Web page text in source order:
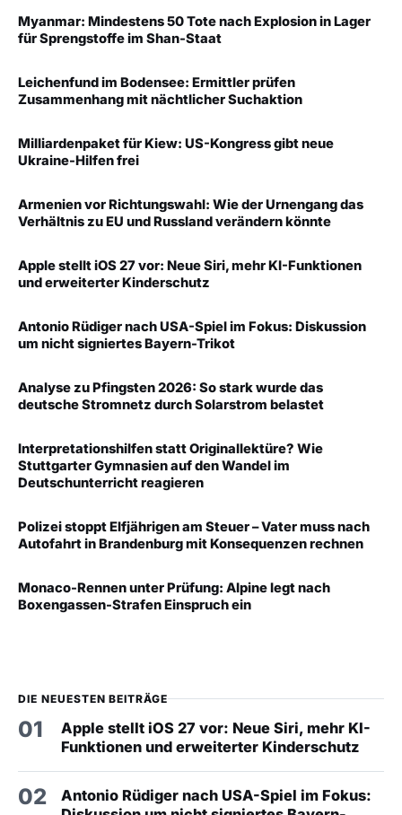
Myanmar: Mindestens 50 Tote nach Explosion in Lager
für Sprengstoffe im Shan-Staat
Leichenfund im Bodensee: Ermittler prüfen
Zusammenhang mit nächtlicher Suchaktion
Milliardenpaket für Kiew: US-Kongress gibt neue
Ukraine-Hilfen frei
Armenien vor Richtungswahl: Wie der Urnengang das
Verhältnis zu EU und Russland verändern könnte
Apple stellt iOS 27 vor: Neue Siri, mehr KI-Funktionen
und erweiterter Kinderschutz
Antonio Rüdiger nach USA-Spiel im Fokus: Diskussion
um nicht signiertes Bayern-Trikot
Analyse zu Pfingsten 2026: So stark wurde das
deutsche Stromnetz durch Solarstrom belastet
Interpretationshilfen statt Originallektüre? Wie
Stuttgarter Gymnasien auf den Wandel im
Deutschunterricht reagieren
Polizei stoppt Elfjährigen am Steuer – Vater muss nach
Autofahrt in Brandenburg mit Konsequenzen rechnen
Monaco-Rennen unter Prüfung: Alpine legt nach
Boxengassen-Strafen Einspruch ein
DIE NEUESTEN BEITRÄGE
01
Apple stellt iOS 27 vor: Neue Siri, mehr KI-
Funktionen und erweiterter Kinderschutz
02
Antonio Rüdiger nach USA-Spiel im Fokus: